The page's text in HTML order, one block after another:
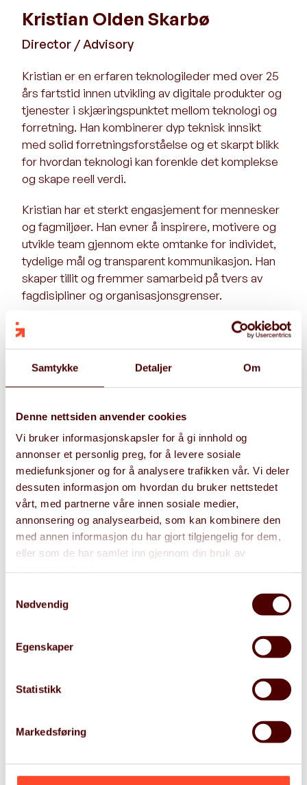
Samtykke Detaljer Om
Denne nettsiden anvender cookies
Vi bruker informasjonskapsler for å gi innhold og
annonser et personlig preg, for å levere sosiale
mediefunksjoner og for å analysere trafikken vår. Vi deler
dessuten informasjon om hvordan du bruker nettstedet
vårt, med partnerne våre innen sosiale medier,
annonsering og analysearbeid, som kan kombinere den
med annen informasjon du har gjort tilgjengelig for dem,
eller som de har samlet inn gjennom din bruk av
Nødvendig
Egenskaper
Statistikk
Markedsføring
Kristian Olden Skarbø
Director / Advisory
Kristian er en erfaren teknologileder med over 25
års fartstid innen utvikling av digitale produkter og
tjenester i skjæringspunktet mellom teknologi og
forretning. Han kombinerer dyp teknisk innsikt
med solid forretningsforståelse og et skarpt blikk
for hvordan teknologi kan forenkle det komplekse
og skape reell verdi.
Kristian har et sterkt engasjement for mennesker
og fagmiljøer. Han evner å inspirere, motivere og
utvikle team gjennom ekte omtanke for individet,
tydelige mål og transparent kommunikasjon. Han
skaper tillit og fremmer samarbeid på tvers av
fagdisipliner og organisasjonsgrenser.
Han har ledet både omfattende
ekspertgrupper, i roller som prosjektleder og
prosessleder, rådgiver og CTO. Blant annet har
løsninger – som prosjektleder for en sentral
etter et alvorlig dataangrep. I slike situasjoner har
han vist evne til å skape trygghet og struktur,
bygge bro mellom fagmiljøer og levere resultater
under press. Med lang og allsidig erfaring fra ulike
bransjer og roller fungerer Kristian som et
effektivt bindeledd mellom forretning og teknologi
– like trygg i styrerommet som i utviklingsteamet.
kristian.skarbo@gritera.com
Vil du jobbe hos Gritera?
Bli med å bygge et drømmehjem for Norges beste